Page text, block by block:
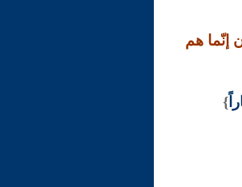
إنّما هم
}